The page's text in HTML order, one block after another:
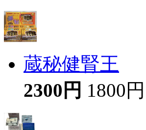
蔵秘健腎王
2300円 1800円